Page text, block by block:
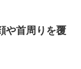
や首周りを覆